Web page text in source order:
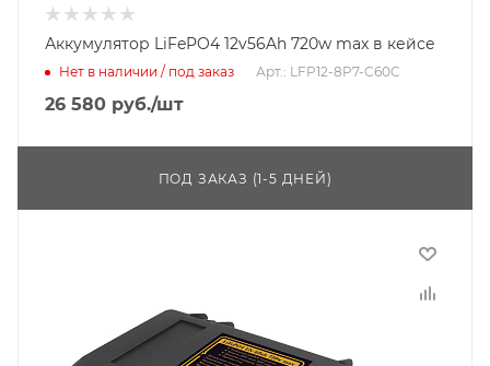
Аккумулятор LiFePO4 12v56Ah 720w max в кейсе
Нет в наличии / под заказ Арт.: LFP12-8P7-C60C
26 580 руб./шт
ПОД ЗАКАЗ (1-5 ДНЕЙ)